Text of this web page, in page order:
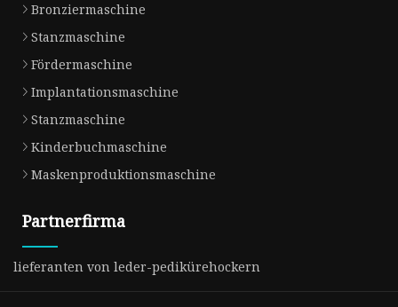
Bronziermaschine
Stanzmaschine
Fördermaschine
Implantationsmaschine
Stanzmaschine
Kinderbuchmaschine
Maskenproduktionsmaschine
Partnerfirma
lieferanten von leder-pedikürehockern